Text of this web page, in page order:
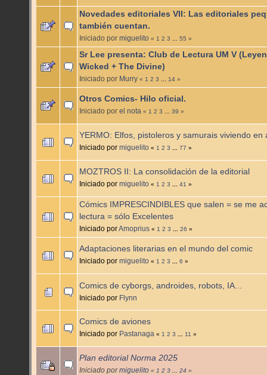
Novedades editoriales VII: Las editoriales
también cuentan.
Iniciado por miguelito « 1 2 3 ... 55 »
Sr Lee presenta: Club de Lectura UM V
Wicked + The Divine)
Iniciado por Murry « 1 2 3 ... 14 »
Otros Comics- Hilo oficial.
Iniciado por el nota « 1 2 3 ... 39 »
YERMO: Elfos, pistoleros y samurais viviendo en
Iniciado por miguelito « 1 2 3 ... 77 »
MOZTROS II: La consolidación de la editorial
Iniciado por miguelito « 1 2 3 ... 41 »
Cómics IMPRESCINDIBLES que salen = se me
lectura = sólo Excelentes
Iniciado porAmoprius « 1 2 3 ... 26 »
Adaptaciones literarias en el mundo del comic
Iniciado por miguelito « 1 2 3 ... 6 »
Comics de cyborgs, androides, robots, IA...
Iniciado por Flynn
Comics de aviones
Iniciado por Pastanaga « 1 2 3 ... 11 »
Plan editorial Norma 2025
Iniciado pormiguelito « 1 2 3 ... 24 »